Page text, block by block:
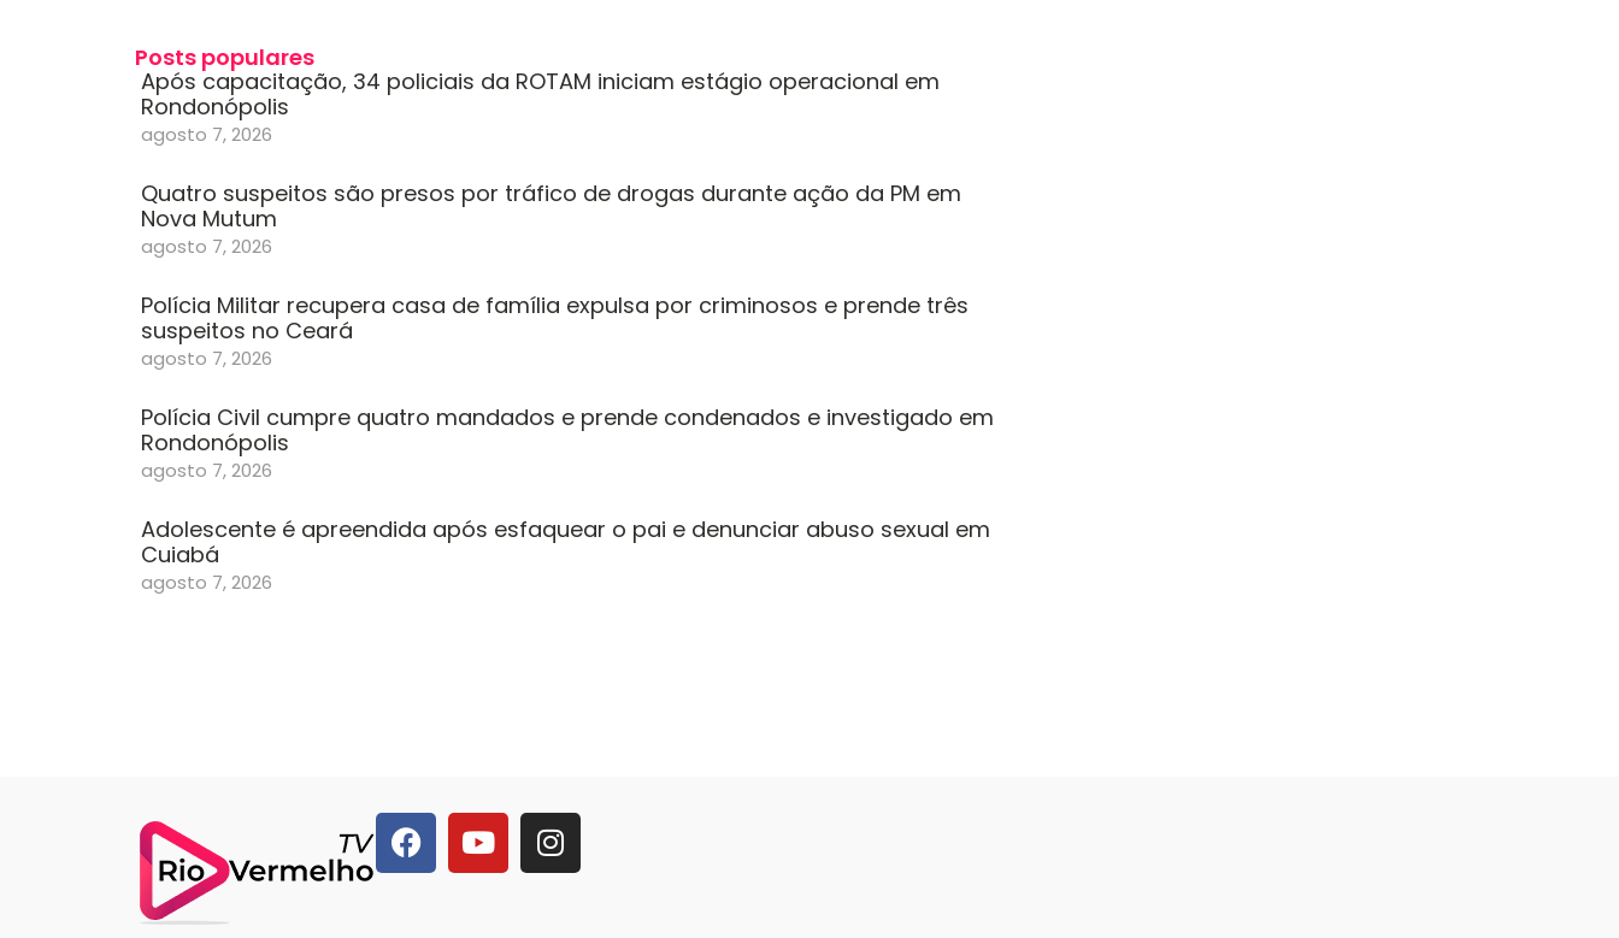
Posts populares
Após capacitação, 34 policiais da ROTAM iniciam estágio operacional em
Rondonópolis
agosto 7, 2026
Quatro suspeitos são presos por tráfico de drogas durante ação da PM em
Nova Mutum
agosto 7, 2026
Polícia Militar recupera casa de família expulsa por criminosos e prende três
suspeitos no Ceará
agosto 7, 2026
Polícia Civil cumpre quatro mandados e prende condenados e investigado em
Rondonópolis
agosto 7, 2026
Adolescente é apreendida após esfaquear o pai e denunciar abuso sexual em
Cuiabá
agosto 7, 2026